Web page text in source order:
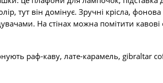
тут він домінує. Зручні крісла,
На стінах можна помітити
раф-каву, лате-карамель, gibraltar